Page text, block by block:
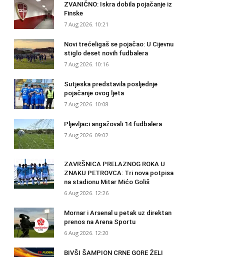
ZVANIČNO: Iskra dobila pojačanje iz
Finske
7 Aug 2026. 10:21
Novi trećeligaš se pojačao: U Cijevnu
stiglo deset novih fudbalera
7 Aug 2026. 10:16
Sutjeska predstavila posljednje
pojačanje ovog ljeta
7 Aug 2026. 10:08
Pljevljaci angažovali 14 fudbalera
7 Aug 2026. 09:02
ZAVRŠNICA PRELAZNOG ROKA U
ZNAKU PETROVCA: Tri nova potpisa
na stadionu Mitar Mićo Goliš
6 Aug 2026. 12:26
Mornar i Arsenal u petak uz direktan
prenos na Arena Sportu
6 Aug 2026. 12:20
BIVŠI ŠAMPION CRNE GORE ŽELI